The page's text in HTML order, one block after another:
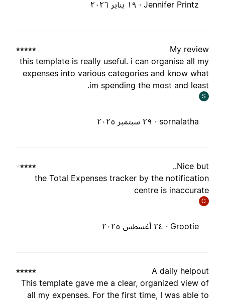
Jennifer Printz · ١٩ يناير ٢٠٢٦
My
this template is really useful. i can organise all
expenses into various categories and know
im spending the most and
sornalatha · ٢٩ سبتمبر ٢٠٢٥
Nice
the Total Expenses tracker by the
centre is
Grootie · ٢٤ أغسطس ٢٠٢٥
A daily
This template gave me a clear, organized view
all my expenses. For the first time, I was able